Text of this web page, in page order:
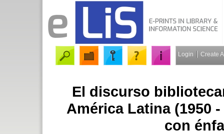
Login Create
El discurso
América Latina (1950
con